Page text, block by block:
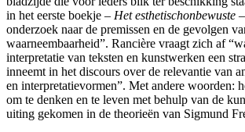
in het eerste boekje – Het esthetischonbewuste
onderzoek naar de premissen en de gevolgen
waarneembaarheid”. Rancière vraagt zich af
interpretatie van teksten en kunstwerken een
inneemt in het discours over de relevantie van
en interpretatievormen”. Met andere woorden:
om te denken en te leven met behulp van de
uiting gekomen in de theorieën van Sigmund